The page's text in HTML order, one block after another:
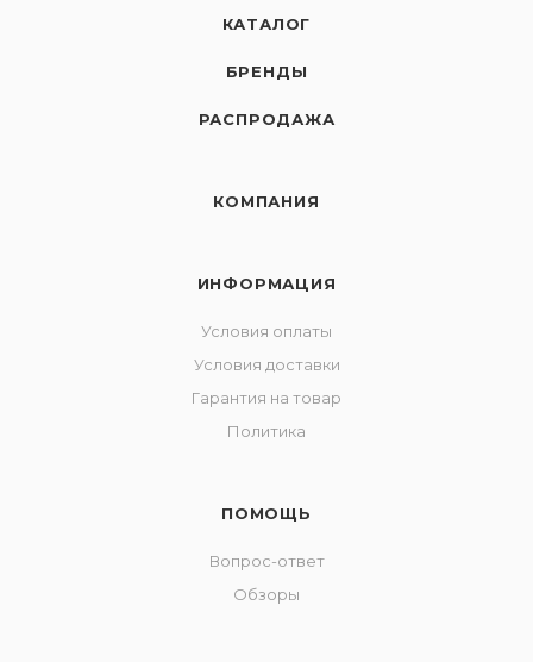
КАТАЛОГ
БРЕНДЫ
РАСПРОДАЖА
КОМПАНИЯ
ИНФОРМАЦИЯ
Условия оплаты
Условия доставки
Гарантия на товар
Политика
ПОМОЩЬ
Вопрос-ответ
Обзоры